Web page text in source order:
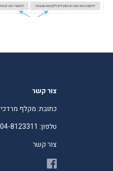
צור קשר
כתובת: מקלף מרדכי 3, חיפה
טלפון: 04-8123311
צור קשר